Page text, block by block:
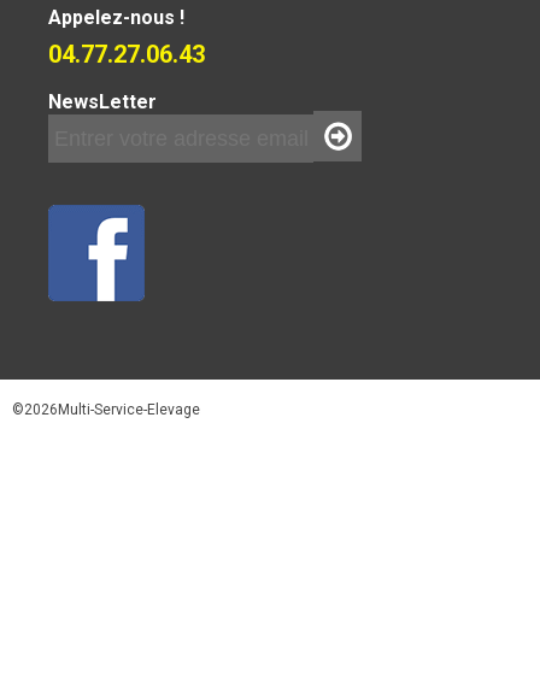
Appelez-nous !
04.77.27.06.43
NewsLetter
©2026Multi-Service-Elevage